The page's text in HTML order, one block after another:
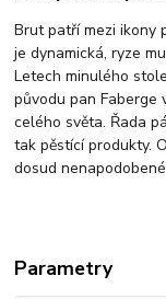
Brut patří mezi ikony
je dynamická, ryze
Letech minulého
původu pan Faberge
celého světa. Řada
tak pěstící produkty.
dosud
Parametry